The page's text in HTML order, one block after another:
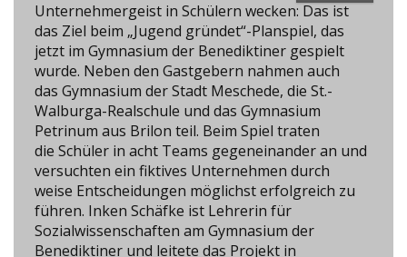
Unternehmergeist in Schülern wecken: Das ist
das Ziel beim „Jugend gründet“-Planspiel, das
jetzt im Gymnasium der Benediktiner gespielt
wurde. Neben den Gastgebern nahmen auch
das Gymnasium der Stadt Meschede, die St.-
Walburga-Realschule und das Gymnasium
Petrinum aus Brilon teil. Beim Spiel traten
die Schüler in acht Teams gegeneinander an und
versuchten ein fiktives Unternehmen durch
weise Entscheidungen möglichst erfolgreich zu
führen. Inken Schäfke ist Lehrerin für
Sozialwissenschaften am Gymnasium der
Benediktiner und leitete das Projekt in